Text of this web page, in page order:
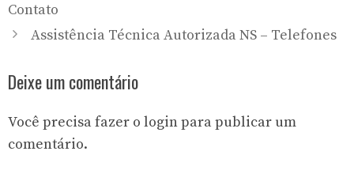
Contato
Assistência Técnica Autorizada NS – Telefones
Deixe um comentário
Você precisa fazer o loginpara publicar um
comentário.